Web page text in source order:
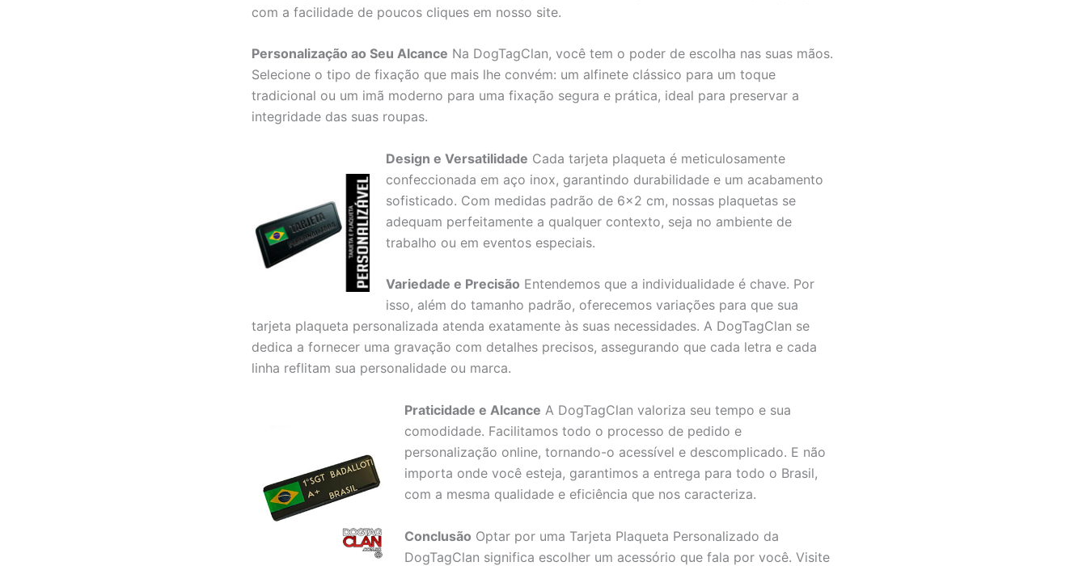
com a facilidade de poucos cliques em nosso site.
Personalização ao Seu Alcance Na DogTagClan, você tem o poder de escolha nas suas mãos.
Selecione o tipo de fixação que mais lhe convém: um alfinete clássico para um toque
tradicional ou um imã moderno para uma fixação segura e prática, ideal para preservar a
integridade das suas roupas.
Design e Versatilidade Cada tarjeta plaqueta é meticulosamente
confeccionada em aço inox, garantindo durabilidade e um acabamento
sofisticado. Com medidas padrão de 6×2 cm, nossas plaquetas se
adequam perfeitamente a qualquer contexto, seja no ambiente de
trabalho ou em eventos especiais.
Variedade e Precisão Entendemos que a individualidade é chave. Por
isso, além do tamanho padrão, oferecemos variações para que sua
tarjeta plaqueta personalizada atenda exatamente às suas necessidades. A DogTagClan se
dedica a fornecer uma gravação com detalhes precisos, assegurando que cada letra e cada
linha reflitam sua personalidade ou marca.
Praticidade e Alcance A DogTagClan valoriza seu tempo e sua
comodidade. Facilitamos todo o processo de pedido e
personalização online, tornando-o acessível e descomplicado. E não
importa onde você esteja, garantimos a entrega para todo o Brasil,
com a mesma qualidade e eficiência que nos caracteriza.
Conclusão Optar por uma Tarjeta Plaqueta Personalizado da
DogTagClan significa escolher um acessório que fala por você. Visite